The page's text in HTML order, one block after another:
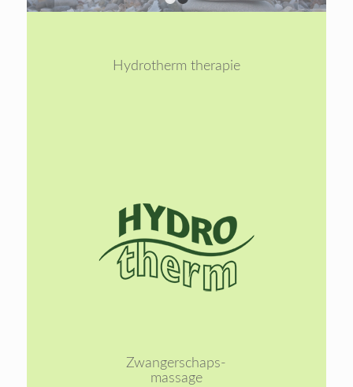
1 2
Hydrotherm therapie
Lees
meer
Zwangerschaps-
massage